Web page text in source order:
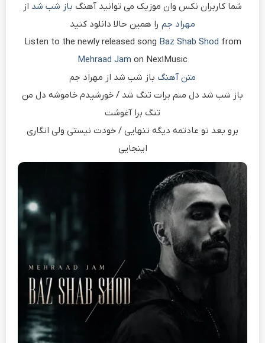
شما کاربران نکس وان موزیک می توانید آهنگ باز شب شد از
مهراد جم را همین حالا دانلود کنید
Listen to the newly released song Baz Shab Shod from
Mehraad Jam on Nex1Music
متن آهنگ باز شب شد از مهراد جم
ﺑﺎز ﺷﺐ ﺷﺪ دل ﻣﻨﻢ ﺑﺮات ﺗﻨﮓ ﺷﺪ / ﺧﻮرﺷﻴﺪم ﺧﺎﻣﻮﺷﻪ دل ﻣﻦ
ﺗﻨﮓ ﺑﺮا آﻏﻮﺷﺖ
ﺑﺮو ﺑﻌﺪ ﺗﻮ ﻋﺎدﺗﻤﻪ دﻳﮕﻪ ﺗﻨﻬﺎﻳﻰ / ﺧﻮدت ﻧﻴﺴﺘﻰ وﻟﻰ اﻧﮕﺎری
اﻳﻨﺠﺎﻳﻰ